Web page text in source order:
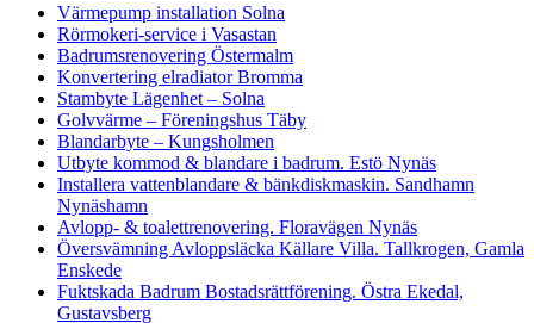
Värmepump installation Solna
Rörmokeri-service i Vasastan
Badrumsrenovering Östermalm
Konvertering elradiator Bromma
Stambyte Lägenhet – Solna
Golvvärme – Föreningshus Täby
Blandarbyte – Kungsholmen
Utbyte kommod & blandare i badrum. Estö Nynäs
Installera vattenblandare & bänkdiskmaskin. Sandhamn
Nynäshamn
Avlopp- & toalettrenovering. Floravägen Nynäs
Översvämning Avloppsläcka Källare Villa. Tallkrogen, Gamla
Enskede
Fuktskada Badrum Bostadsrättförening. Östra Ekedal,
Gustavsberg